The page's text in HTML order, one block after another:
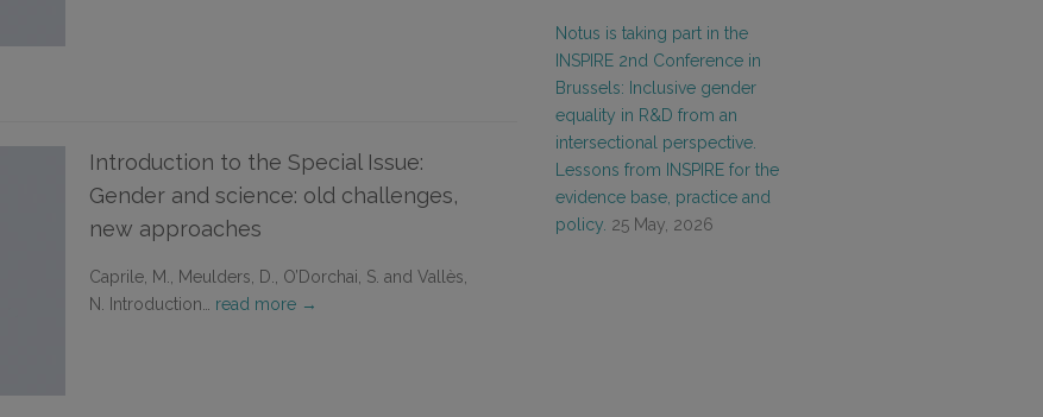
Introduction to the Special Issue:
Gender and science: old challenges,
new approaches
Caprile, M., Meulders, D., O’Dorchai, S. and Vallès,
N. Introduction… read more →
Notus is taking part in the
INSPIRE 2nd Conference in
Brussels: Inclusive gender
equality in R&D from an
intersectional perspective.
Lessons from INSPIRE for the
evidence base, practice and
policy. 25 May, 2026